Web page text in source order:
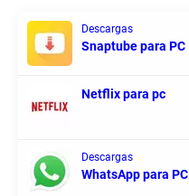
Descargas
Snaptube para PC
Netflix para pc
Descargas
WhatsApp para PC